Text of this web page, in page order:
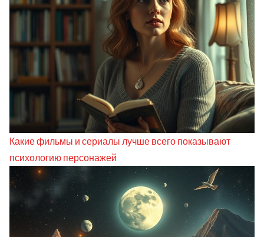
Какие фильмы и сериалы лучше всего показывают
психологию персонажей